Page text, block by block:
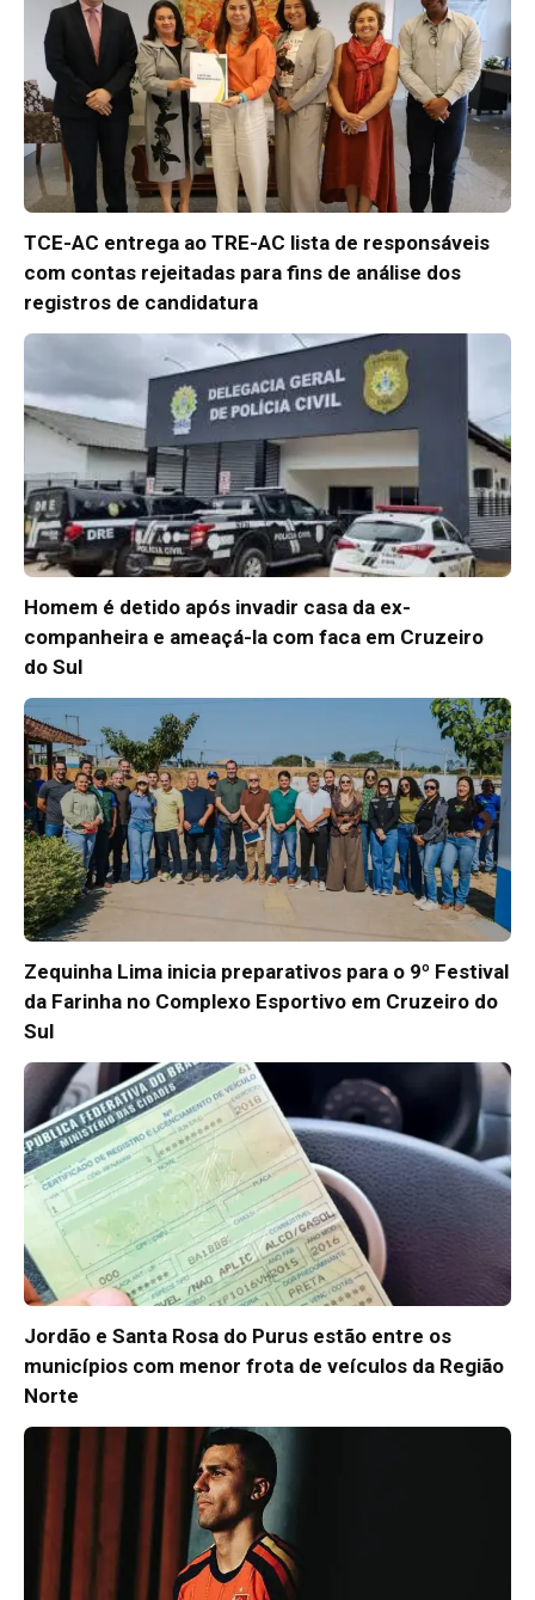
TCE-AC entrega ao TRE-AC lista de responsáveis
com contas rejeitadas para fins de análise dos
registros de candidatura
Homem é detido após invadir casa da ex-
companheira e ameaçá-la com faca em Cruzeiro
do Sul
Zequinha Lima inicia preparativos para o 9º Festival
da Farinha no Complexo Esportivo em Cruzeiro do
Sul
Jordão e Santa Rosa do Purus estão entre os
municípios com menor frota de veículos da Região
Norte